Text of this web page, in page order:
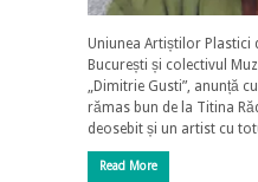
Uniunea Artiștilor Plastici
București și colectivul
„Dimitrie Gusti”, anunță
rămas bun de la Titina
deosebit și un artist cu
Read More